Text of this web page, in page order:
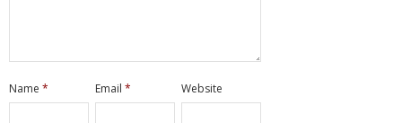
Name * Email* Website